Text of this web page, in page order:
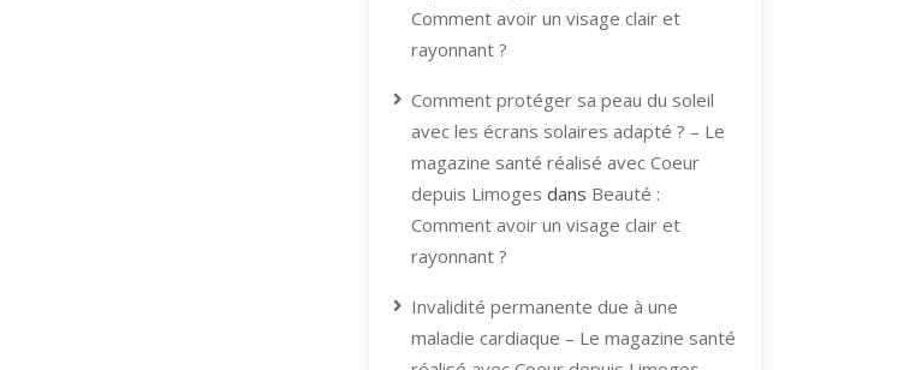
Comment avoir un visage clair et
rayonnant ?
Comment protéger sa peau du soleil
avec les écrans solaires adapté ? – Le
magazine santé réalisé avec Coeur
depuis Limoges dans Beauté :
Comment avoir un visage clair et
rayonnant ?
Invalidité permanente due à une
maladie cardiaque – Le magazine santé